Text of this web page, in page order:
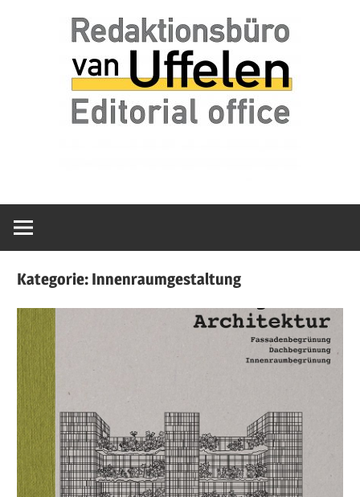
van
Kategorie: Innenraumgestaltung